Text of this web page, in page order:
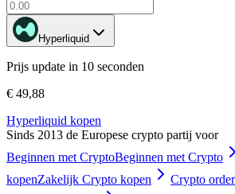
Hyperliquid
Prijs update in 10 seconden
€ 49,88
Hyperliquid kopen
Sinds 2013 de Europese crypto partij voor
Beginnen met CryptoBeginnen met Crypto
kopenZakelijk Crypto kopen Crypto